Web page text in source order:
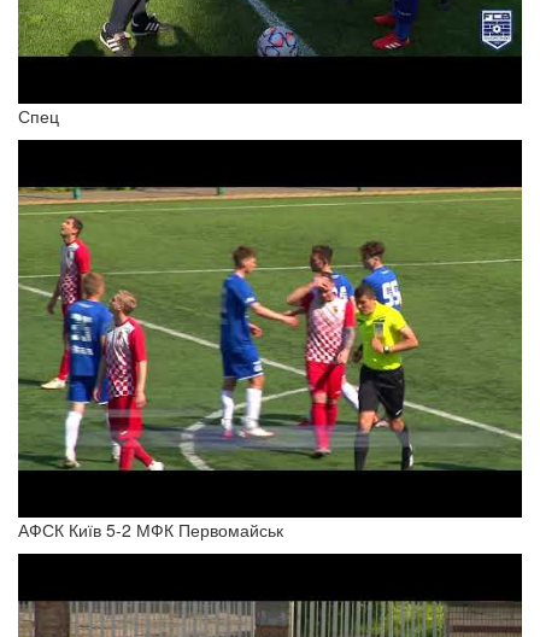
Спец
АФСК Київ 5-2 МФК Первомайськ